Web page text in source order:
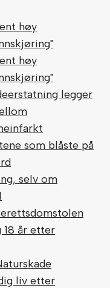
høy
høy
legger
som blåste på
selv om
år etter
liv etter